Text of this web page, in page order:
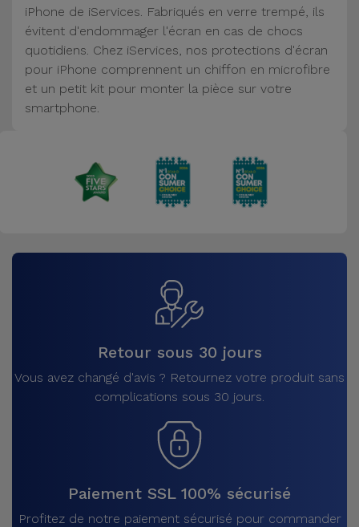
Accessoires
Mobilité,
Auto et
Vélo
d'ordinateur
Accessoires
iPhone de iServices. Fabriqués en verre trempé, ils
évitent d'endommager l'écran en cas de chocs
quotidiens. Chez iServices, nos protections d'écran
pour iPhone comprennent un chiffon en microfibre
et un petit kit pour monter la pièce sur votre
smartphone.
Retour sous 30 jours
Vous avez changé d'avis ? Retournez votre produit sans
complications sous 30 jours.
Paiement SSL 100% sécurisé
Profitez de notre paiement sécurisé pour commander